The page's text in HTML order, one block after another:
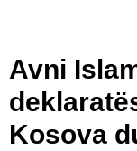
Avni
Kosova